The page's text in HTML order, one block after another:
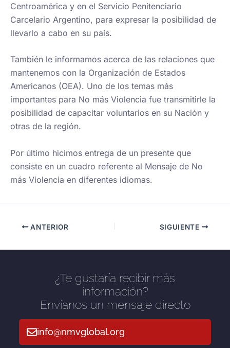
Centroamérica y en el Servicio Penitenciario
Carcelario Argentino, para expresar la posibilidad de
llevarlo a cabo en su país.
También le informamos acerca de las relaciones que
mantenemos con la Organización de Estados
Americanos (OEA). Uno de los temas más
importantes para No más Violencia fue transmitirle la
posibilidad de capacitar voluntarios en su Nación y
otras de la región.
Por último hicimos entrega de un presente que
consiste en un cuadro referente al Mensaje de No
más Violencia en diferentes idiomas.
ANTERIOR SIGUIENTE
¿Te gustaría recibir más
información?
Envíanos un mensaje directo
info@nmvglobal.org